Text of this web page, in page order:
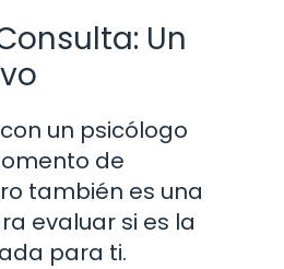
Un
un psicólogo
de
también es una
evaluar si es la
para ti.